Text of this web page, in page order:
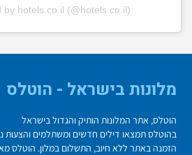
by hotels.co.il (@hotels.co.il)
מלונות בישראל - הוטלס
הוטלס, אתר המלונות הותיק והגדול בישראל
בהוטלס תמצאו דילים חדשים ומשתלמים והצעות